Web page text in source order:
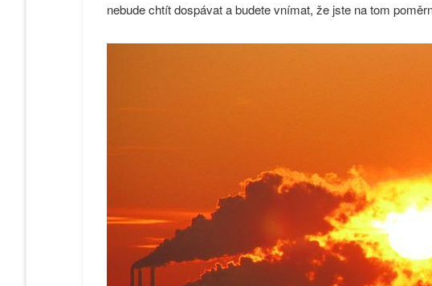
nebude chtít dospávat a budete vnímat, že jste na tom